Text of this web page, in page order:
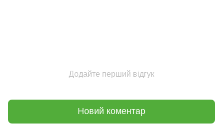
Додайте перший відгук
Новий коментар